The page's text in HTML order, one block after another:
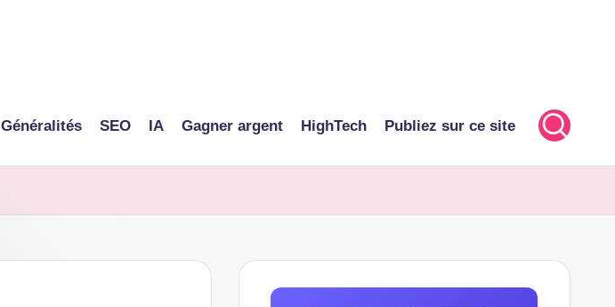
Généralités SEO IA Gagner argent HighTech Publiez sur ce site